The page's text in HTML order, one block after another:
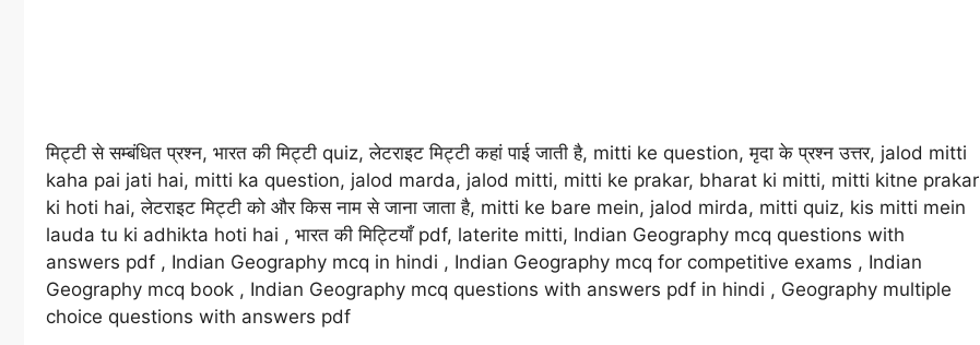
मिट्टी से सम्बंधित प्रश्न, भारत की मिट्टी quiz, लेटराइट मिट्टी कहां पाई जाती है, mitti ke question, मृदा के प्रश्न उत्तर, jalod mitti
kaha pai jati hai, mitti ka question, jalod marda, jalod mitti, mitti ke prakar, bharat ki mitti, mitti kitne prakar
ki hoti hai, लेटराइट मिट्टी को और किस नाम से जाना जाता है, mitti ke bare mein, jalod mirda, mitti quiz, kis mitti mein
lauda tu ki adhikta hoti hai , भारत की मिट्टियाँ pdf, laterite mitti, Indian Geography mcq questions with
answers pdf , Indian Geography mcq in hindi , Indian Geography mcq for competitive exams , Indian
Geography mcq book , Indian Geography mcq questions with answers pdf in hindi , Geography multiple
choice questions with answers pdf